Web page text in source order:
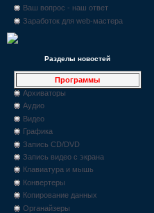
Ваш вопрос - наш ответ
Заработок для web-мастера
Разделы новостей
Программы
Архиваторы
Аудио
Видео
Графика
Запись CD/DVD
Запись видео с экрана
Клавиатура и мышь
Конвертеры
Копирование данных
Органайзеры